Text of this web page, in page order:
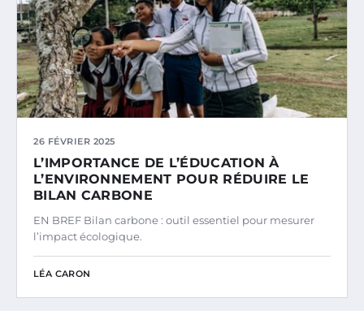
26 FÉVRIER 2025
L’IMPORTANCE DE L’ÉDUCATION À
L’ENVIRONNEMENT POUR RÉDUIRE LE
BILAN CARBONE
EN BREF Bilan carbone : outil essentiel pour mesurer
l’impact écologique.
LÉA CARON